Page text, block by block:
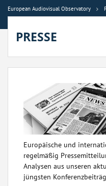
European Audiovisual Observatory
PRESSE
Europäische und
regelmäßig
Analysen aus unseren
jüngsten